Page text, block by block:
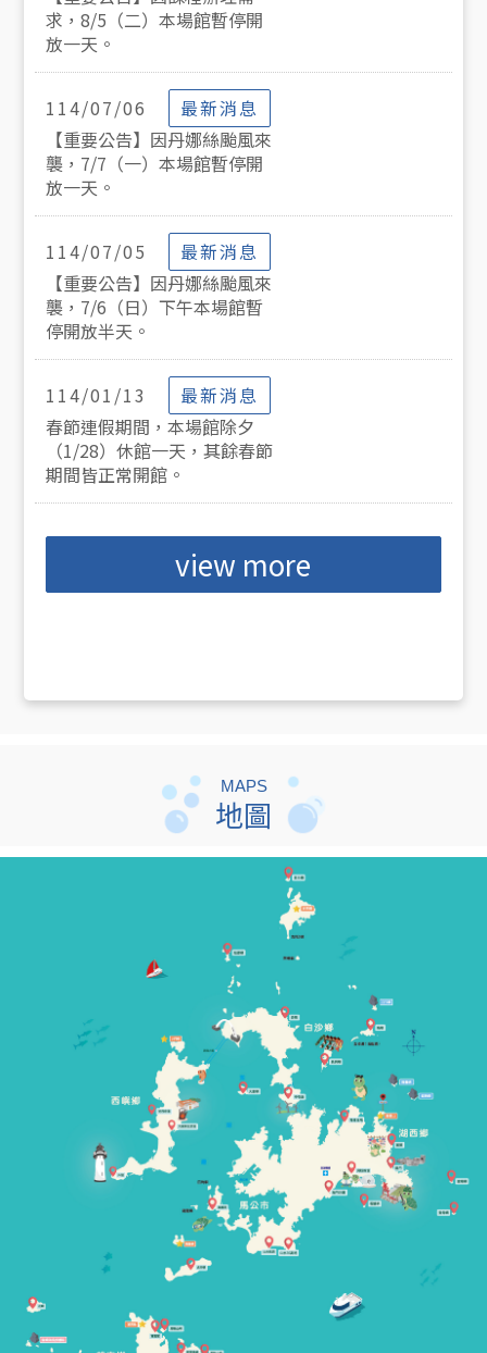
求，8/5（二）本場館暫停開
放一天。
114/07/06
最新消息
【重要公告】因丹娜絲颱風來
襲，7/7（一）本場館暫停開
放一天。
114/07/05
最新消息
【重要公告】因丹娜絲颱風來
襲，7/6（日）下午本場館暫
停開放半天。
114/01/13
最新消息
春節連假期間，本場館除夕
（1/28）休館一天，其餘春節
期間皆正常開館。
view more
MAPS
地圖